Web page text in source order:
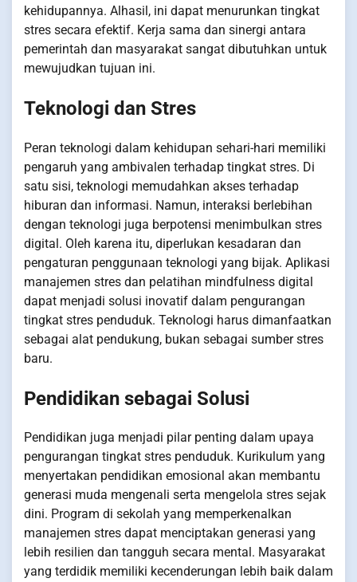
kehidupannya. Alhasil, ini dapat menurunkan tingkat
stres secara efektif. Kerja sama dan sinergi antara
pemerintah dan masyarakat sangat dibutuhkan untuk
mewujudkan tujuan ini.
Teknologi dan Stres
Peran teknologi dalam kehidupan sehari-hari memiliki
pengaruh yang ambivalen terhadap tingkat stres. Di
satu sisi, teknologi memudahkan akses terhadap
hiburan dan informasi. Namun, interaksi berlebihan
dengan teknologi juga berpotensi menimbulkan stres
digital. Oleh karena itu, diperlukan kesadaran dan
pengaturan penggunaan teknologi yang bijak. Aplikasi
manajemen stres dan pelatihan mindfulness digital
dapat menjadi solusi inovatif dalam pengurangan
tingkat stres penduduk. Teknologi harus dimanfaatkan
sebagai alat pendukung, bukan sebagai sumber stres
baru.
Pendidikan sebagai Solusi
Pendidikan juga menjadi pilar penting dalam upaya
pengurangan tingkat stres penduduk. Kurikulum yang
menyertakan pendidikan emosional akan membantu
generasi muda mengenali serta mengelola stres sejak
dini. Program di sekolah yang memperkenalkan
manajemen stres dapat menciptakan generasi yang
lebih resilien dan tangguh secara mental. Masyarakat
yang terdidik memiliki kecenderungan lebih baik dalam